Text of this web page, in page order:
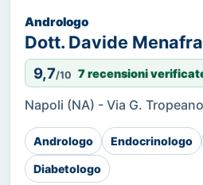
Andrologo
Dott. Davide Menafra
9,7/10 7 recensioni
Napoli (NA) - Via G.
Andrologo Endocrinologo
Diabetologo